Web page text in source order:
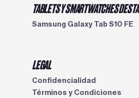
TABLETS Y SMARTWATCHES
Samsung Galaxy Tab S10 FE
LEGAL
Confidencialidad
Términos y Condiciones